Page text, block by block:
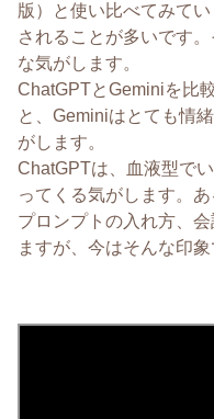
版）と使い比べてみて
されることが多いです
な気がします。
ChatGPTとGeminiを比
と、Geminiはとても情
がします。
ChatGPTは、血液型で
ってくる気がします。
プロンプトの入れ方、
ますが、今はそんな印象